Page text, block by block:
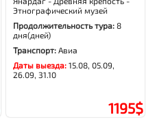
Этнографический музей
Продолжительность тура:8
дня(дней)
Транспорт:Авиа
Даты выезда:15.08, 05.09,
26.09, 31.10
1195$